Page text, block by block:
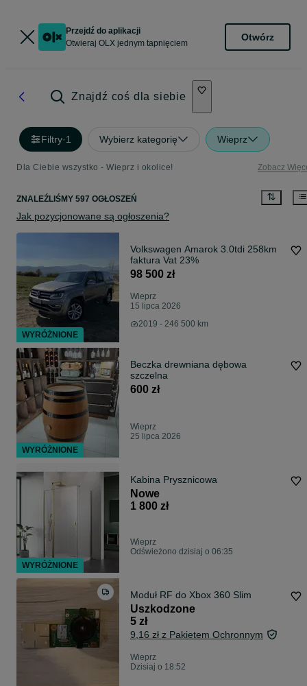
Przejdź do aplikacji
Otwieraj OLX jednym tapnięciem
Otwórz
Znajdź coś dla siebie
Filtry·1 Wybierz kategorię Wieprz
Dla Ciebie wszystko - Wieprz i okolice! Zobacz
ZNALEŹLIŚMY 597 OGŁOSZEŃ
Jak pozycjonowane są ogłoszenia?
Volkswagen Amarok 3.0tdi 258km
faktura Vat 23%
98 500 zł
Wieprz
15 lipca 2026
2019 - 246 500 km
Beczka drewniana dębowa
szczelna
600 zł
Wieprz
25 lipca 2026
Kabina Prysznicowa
Nowe
1 800 zł
Wieprz
Odświeżono dzisiaj o 06:35
Moduł RF do Xbox 360 Slim
Uszkodzone
5 zł
9,16 zł z Pakietem Ochronnym
Wieprz
Dzisiaj o 18:52
WYRÓŻNIONE
WYRÓŻNIONE
WYRÓŻNIONE